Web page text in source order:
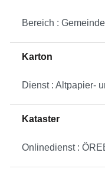
Bereich :
Karton
Dienst : Altpapier-
Kataster
Onlinedienst :